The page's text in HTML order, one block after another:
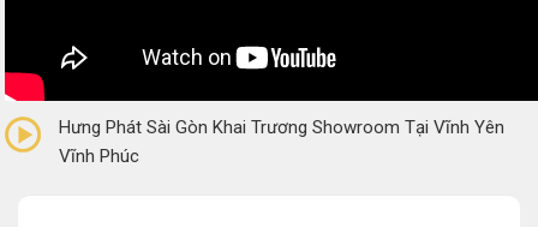
(0 Reviews)
Hưng Phát Sài Gòn Khai Trương Showroom Tại Vĩnh Yên
Vĩnh Phúc